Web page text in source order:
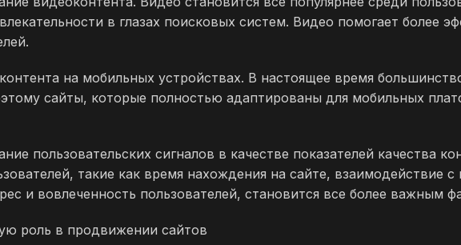
в глазах поисковых систем. Видео помогает более
на мобильных устройствах. В настоящее время
сайты, которые полностью адаптированы для мобильных
пользовательских сигналов в качестве показателей качества
такие как время нахождения на сайте, взаимодействие
и вовлеченность пользователей, становится все более важным
роль в продвижении сайтов